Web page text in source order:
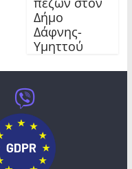
Δήμο
Δάφνης-
Υμηττού